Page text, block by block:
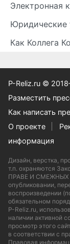
Электронная
Юридические
Как Коллега
P-Reliz.ru ©
Разместить
Как написать
О проекте
информация
Дизайн, верстка,
т.п. охраняются
ПРАВЕ И СМЕЖНЫХ
опубликовании,
воспроизведении
обязательном
P-Reliz.ru,
наличии активной
просмотр этого
в соответствии с
Правовая